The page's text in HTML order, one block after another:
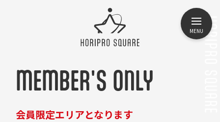
MENU
MEMBER'S ONLY
会員限定エリアとなります